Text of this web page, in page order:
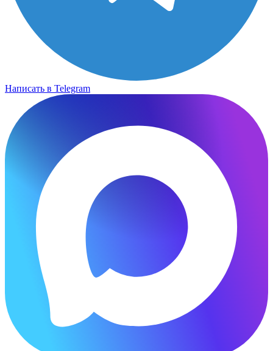
Написать в Telegram